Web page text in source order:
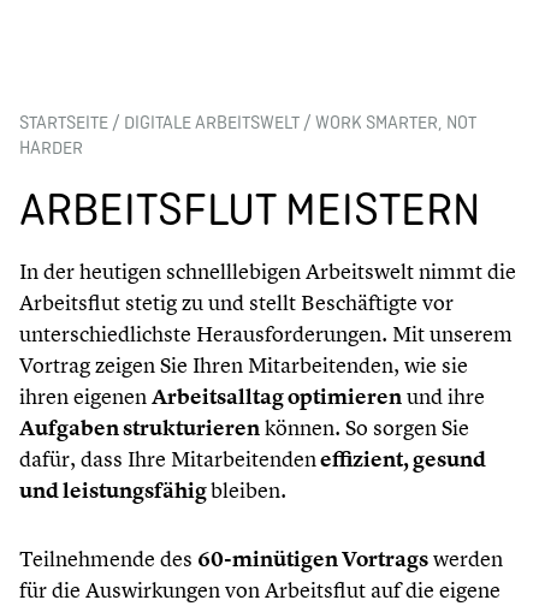
STARTSEITE / DIGITALE ARBEITSWELT / WORK SMARTER, NOT
HARDER
ARBEITSFLUT MEISTERN
In der heutigen schnelllebigen Arbeitswelt nimmt die
Arbeitsflut stetig zu und stellt Beschäftigte vor
unterschiedlichste Herausforderungen. Mit unserem
Vortrag zeigen Sie Ihren Mitarbeitenden, wie sie
ihren eigenenArbeitsalltag optimierenund ihre
Aufgaben strukturierenkönnen. So sorgen Sie
dafür, dass Ihre Mitarbeitendeneffizient, gesund
und leistungsfähigbleiben.
Teilnehmende des 60-minütigen Vortragswerden
für die Auswirkungen von Arbeitsflut auf die eigene